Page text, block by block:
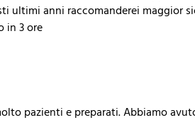
anni raccomanderei maggior
in 3 ore
pazienti e preparati. Abbiamo